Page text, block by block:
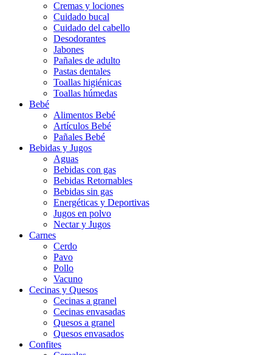
Cremas y lociones
Cuidado bucal
Cuidado del cabello
Desodorantes
Jabones
Pañales de adulto
Pastas dentales
Toallas higiénicas
Toallas húmedas
Bebé
Alimentos Bebé
Artículos Bebé
Pañales Bebé
Bebidas y Jugos
Aguas
Bebidas con gas
Bebidas Retornables
Bebidas sin gas
Energéticas y Deportivas
Jugos en polvo
Nectar y Jugos
Carnes
Cerdo
Pavo
Pollo
Vacuno
Cecinas y Quesos
Cecinas a granel
Cecinas envasadas
Quesos a granel
Quesos envasados
Confites